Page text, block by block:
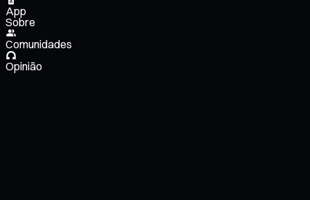
App
Sobre
Comunidades
Opinião